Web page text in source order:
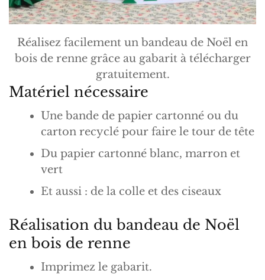
Réalisez facilement un bandeau de Noël en
bois de renne grâce au gabarit à télécharger
gratuitement.
Matériel nécessaire
Une bande de papier cartonné ou du
carton recyclé pour faire le tour de tête
Du papier cartonné blanc, marron et
vert
Et aussi : de la colle et des ciseaux
Réalisation du bandeau de Noël
en bois de renne
Imprimez le gabarit.